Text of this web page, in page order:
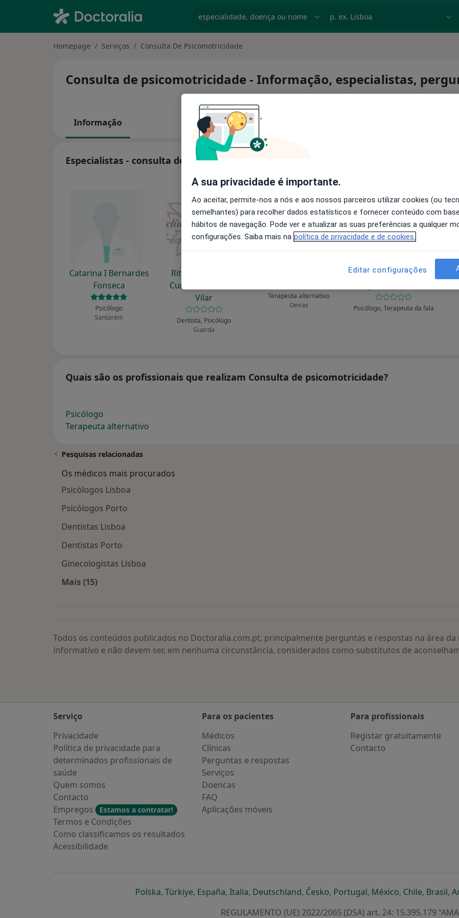
Homepage Serviços Consulta De Psicomotricidade
Consulta de psicomotricidade - Informação, especialistas,
Informação
Especialistas - consulta de psicomotricidade
Catarina I Bernardes
Fonseca
Psicólogo
Santarém
Rita Maria Leitão
Cunha Fernandes
Vilar
Dentista, Psicólogo
Guarda
Terapeuta alternativo
Oeiras
Gad - Gabinete de
Psicólogo, Terapeuta da fala
Quais são os profissionais que realizam Consulta de psicomotricidade?
Psicólogo
Terapeuta alternativo
Pesquisas relacionadas
Os médicos mais procurados
Psicólogos Lisboa
Psicólogos Porto
Dentistas Lisboa
Dentistas Porto
Ginecologistas Lisboa
Mais (15)
Todos os conteúdos publicados no Doctoralia.com.pt, principalmente perguntas e respostas na área
informativo e não devem ser, em nenhuma circunstância, considerados como substitutos de
Serviço
Privacidade
Política de privacidade para
determinados profissionais de
saúde
Quem somos
Contacto
Empregos
Estamos a contratar!
Termos e Condições
Como classificamos os resultados
Acessibilidade
Para os pacientes
Médicos
Clínicas
Perguntas e respostas
Serviços
Doencas
FAQ
Aplicações móveis
Para profissionais
Registar gratuitamente
Contacto
Polskaabre num novo separador
, Türkiyeabre num novo separador
, Españaabre num novo separador
, Italiaabre num novo separador
, Deutschlandabre num novo separador
, Českoabre num novo separador
, Portugalabre num novo
, Méxicoabre num
, Chileabre
, Brasil,
REGULAMENTO (UE) 2022/2065 (DSA) art. 24: 15.395.179
A sua privacidade é importante.
Ao aceitar, permite-nos a nós e aos nossos parceiros utilizar cookies (ou
semelhantes) para recolher dados estatísticos e fornecer conteúdo com
hábitos de navegação. Pode ver e atualizar as suas preferências a qualquer
configurações. Saiba mais na política de privacidade e de cookies.
Editar configurações